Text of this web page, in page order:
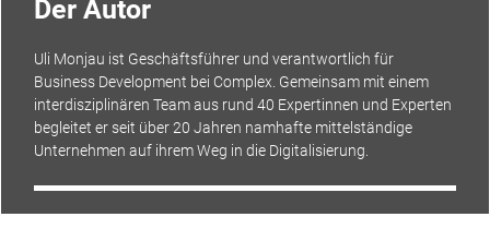
Der Autor
Uli Monjau ist Geschäftsführer und verantwortlich für
Business Development bei Complex. Gemeinsam mit einem
interdisziplinären Team aus rund 40 Expertinnen und Experten
begleitet er seit über 20 Jahren namhafte mittelständige
Unternehmen auf ihrem Weg in die Digitalisierung.